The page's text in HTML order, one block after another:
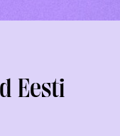
Eesti